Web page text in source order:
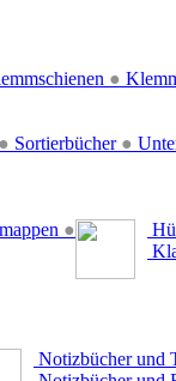
●
● Sortierbücher ●
●
Notizbücher und